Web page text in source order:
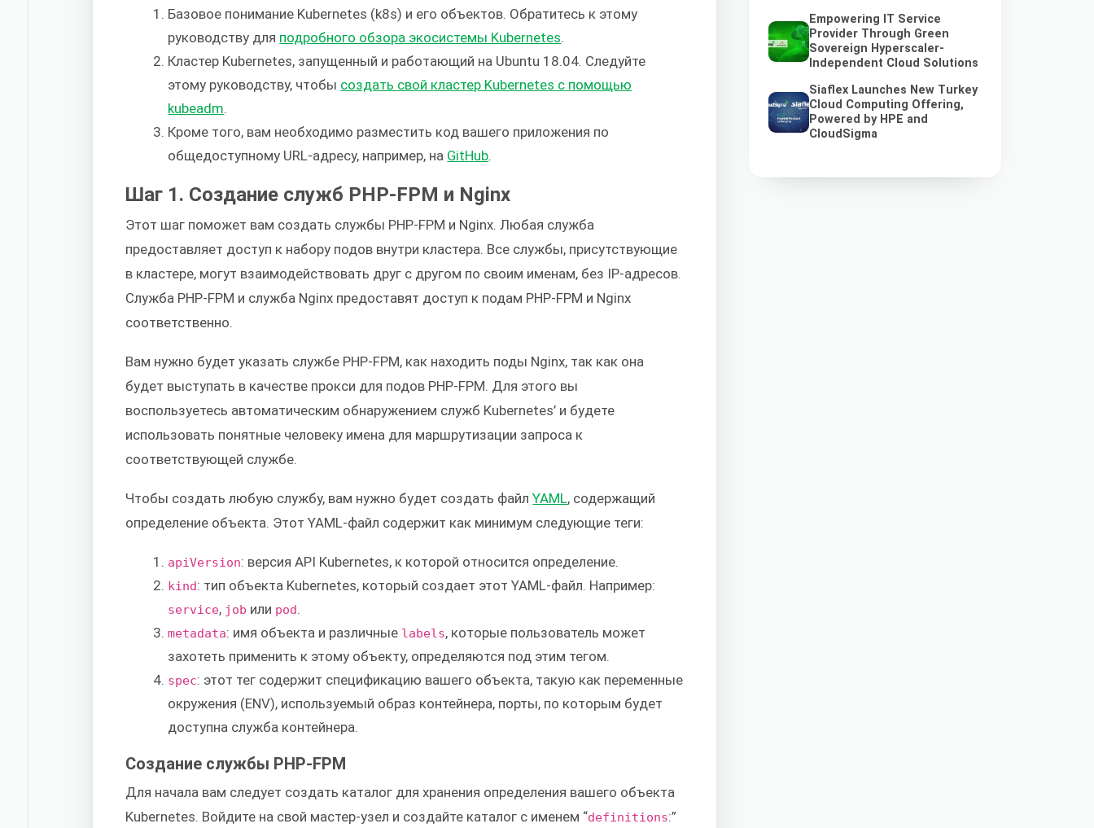
Базовое понимание Kubernetes (k8s) и его объектов. Обратитесь к этому
руководству для подробного обзора экосистемы Kubernetes.
Кластер Kubernetes, запущенный и работающий на Ubuntu 18.04. Следуйте
этому руководству, чтобы создать свой кластер Kubernetes с помощью
kubeadm.
Кроме того, вам необходимо разместить код вашего приложения по
общедоступному URL-адресу, например, на GitHub.
Шаг 1. Создание служб PHP-FPM и Nginx
Этот шаг поможет вам создать службы PHP-FPM и Nginx. Любая служба
предоставляет доступ к набору подов внутри кластера. Все службы, присутствующие
в кластере, могут взаимодействовать друг с другом по своим именам, без IP-адресов.
Служба PHP-FPM и служба Nginx предоставят доступ к подам PHP-FPM и Nginx
соответственно.
Вам нужно будет указать службе PHP-FPM, как находить поды Nginx, так как она
будет выступать в качестве прокси для подов PHP-FPM. Для этого вы
воспользуетесь автоматическим обнаружением служб Kubernetes’ и будете
использовать понятные человеку имена для маршрутизации запроса к
соответствующей службе.
Чтобы создать любую службу, вам нужно будет создать файлYAML, содержащий
определение объекта. Этот YAML-файл содержит как минимум следующие теги:
apiVersion: версия API Kubernetes, к которой относится определение.
kind: тип объекта Kubernetes, который создает этот YAML-файл. Например:
service, job или pod
metadata: имя объекта и различные labels, которые пользователь может
захотеть применить к этому объекту, определяются под этим тегом.
spec: этот тег содержит спецификацию вашего объекта, такую как переменные
окружения (ENV), используемый образ контейнера, порты, по которым будет
доступна служба контейнера.
Создание службы PHP-FPM
Для начала вам следует создать каталог для хранения определения вашего объекта
Kubernetes. Войдите на свой мастер-узел и создайте каталог с именем “definitions:”
Empowering IT Service
Provider Through Green
Sovereign Hyperscaler-
Independent Cloud Solutions
Siaflex Launches New Turkey
Cloud Computing Offering,
Powered by HPE and
CloudSigma